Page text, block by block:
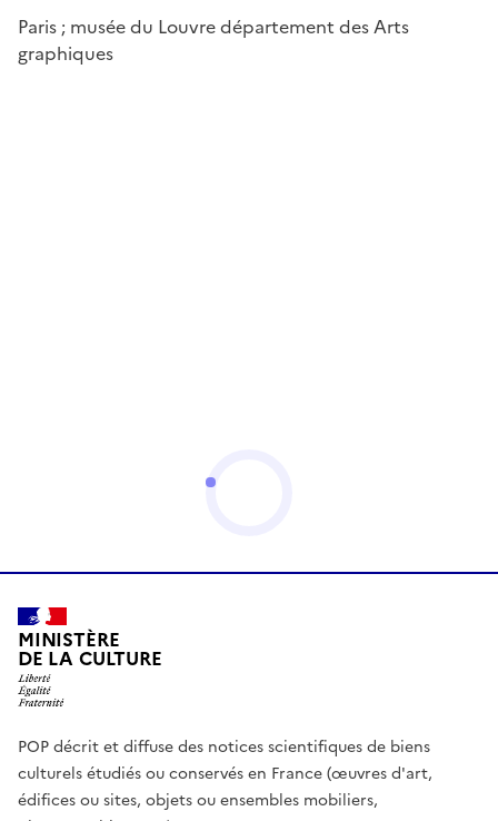
Paris ; musée du Louvre département des Arts
graphiques
MINISTÈRE
DE LA CULTURE
POP décrit et diffuse des notices scientifiques de biens
culturels étudiés ou conservés en France (œuvres d'art,
édifices ou sites, objets ou ensembles mobiliers,